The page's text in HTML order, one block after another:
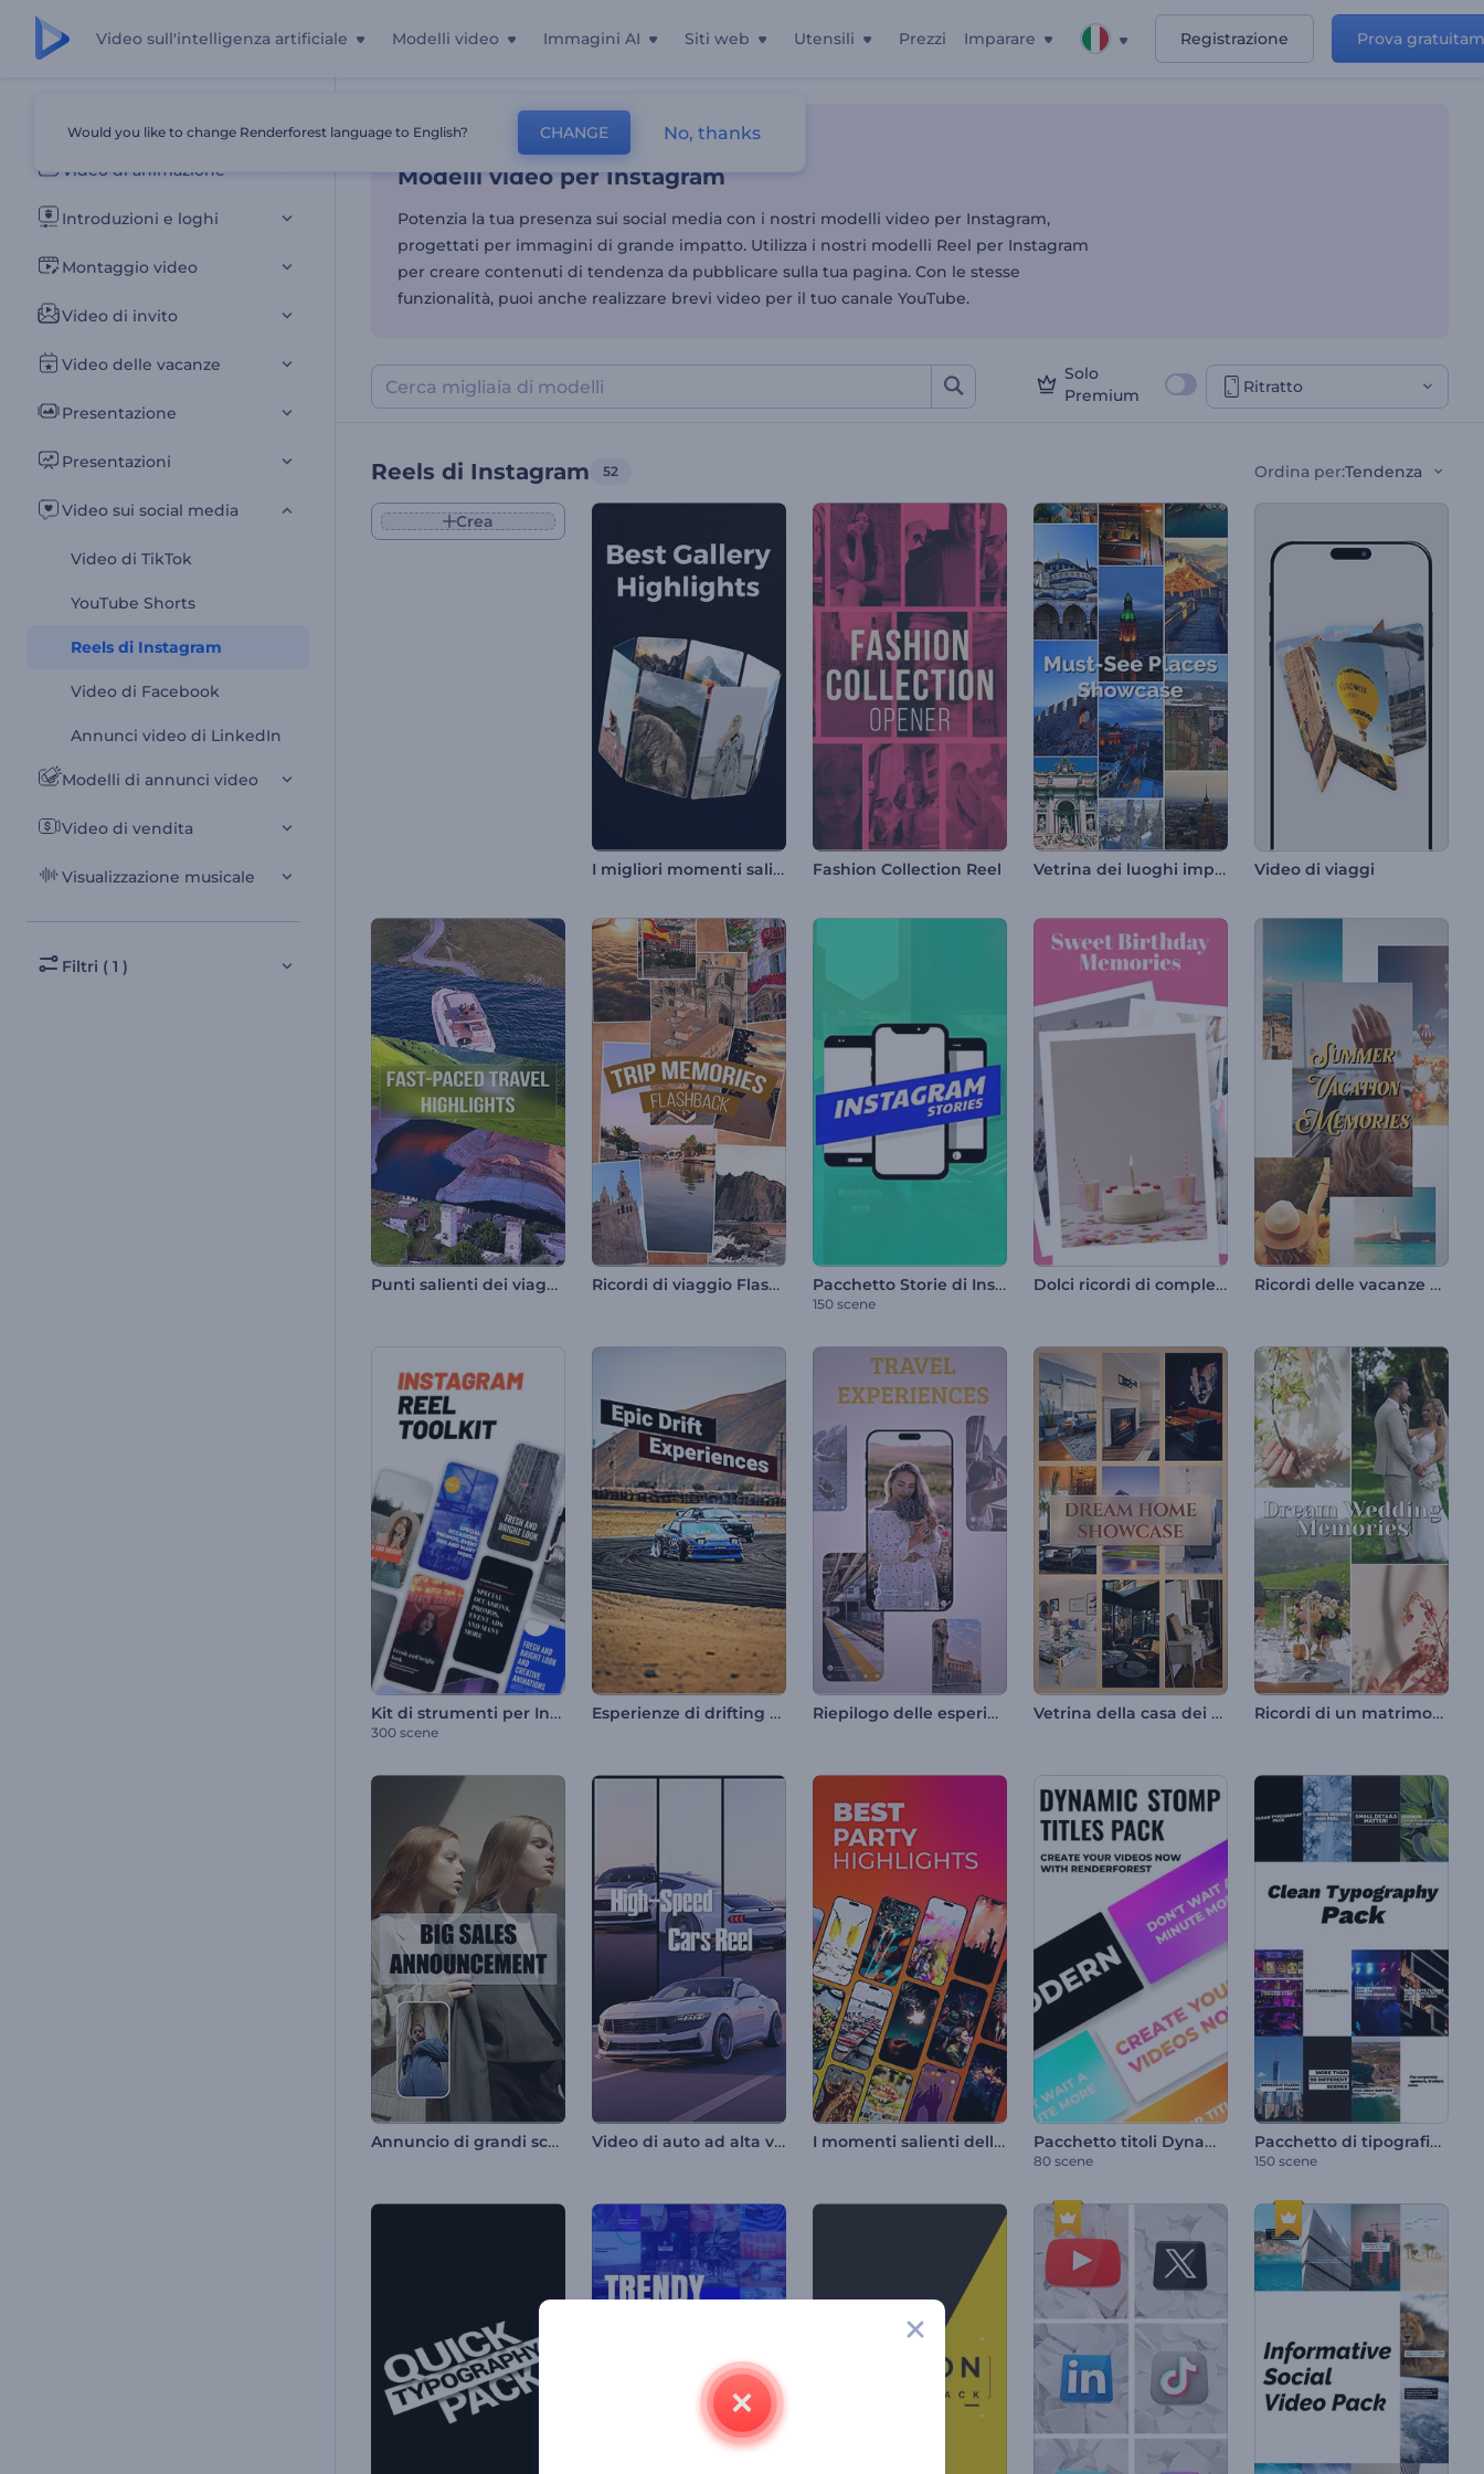
Video sull'intelligenza artificiale Modelli video Immagini AI Siti web Utensili Prezzi Imparare Registrazione Prova
Tutti i modelli
Video di animazione
Introduzioni e loghi
Montaggio video
Video di invito
Video delle vacanze
Presentazione
Presentazioni
Video sui social media
Video di TikTok
YouTube Shorts
Reels di Instagram
Video di Facebook
Annunci video di LinkedIn
Modelli di annunci video
Video di vendita
Visualizzazione musicale
Filtri ( 1 )
Modelli video per Instagram
Casa Modelli Video Sui Social Media Reels Di Instagram
Modelli video per Instagram
Potenzia la tua presenza sui social media con i nostri modelli video per Instagram,
progettati per immagini di grande impatto. Utilizza i nostri modelli Reel per Instagram
per creare contenuti di tendenza da pubblicare sulla tua pagina. Con le stesse
funzionalità, puoi anche realizzare brevi video per il tuo canale YouTube.
Solo
Premium
Ritratto
Reels di Instagram 52 Ordina per:Tendenza
Crea
I migliori momenti salienti della galleria Fashion Collection Reel Vetrina dei luoghi imperdibili Video di viaggi
Punti salienti dei viaggi ad alta velocità Ricordi di viaggio Flashback Pacchetto Storie di Instagram
150 scene
Dolci ricordi di compleanno Ricordi delle vacanze estive
Kit di strumenti per Instagram Reel
300 scene
Esperienze di drifting epiche Riepilogo delle esperienze di viaggio Vetrina della casa dei sogni Ricordi di un matrimonio da sogno
Annuncio di grandi sconti Video di auto ad alta velocità I momenti salienti della festa Pacchetto titoli Dynamic Stomp
80 scene
Pacchetto di tipografia pulita
150 scene
Would you like to change Renderforest language to English? CHANGE No, thanks